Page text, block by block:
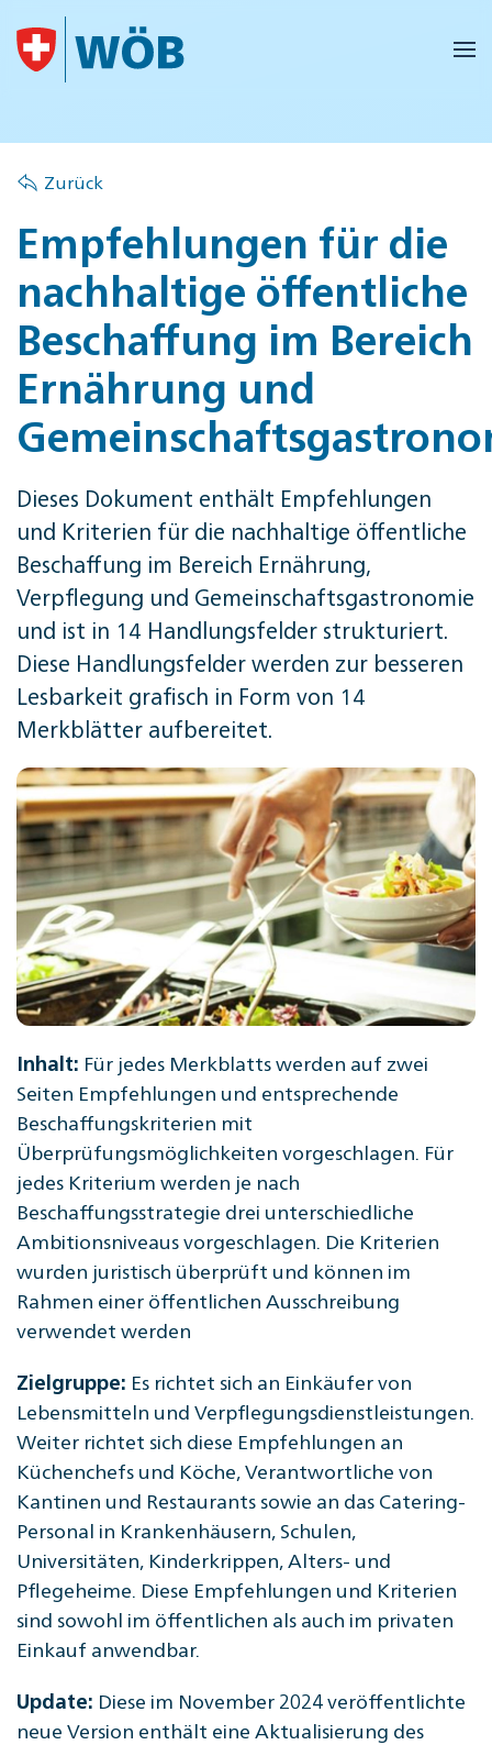
Skip to main content
Zurück
Empfehlungen für die
nachhaltige öffentliche
Beschaffung im Bereich
Ernährung und
Dieses Dokument enthält Empfehlungen
und Kriterien für die nachhaltige öffentliche
Beschaffung im Bereich Ernährung,
Verpflegung und Gemeinschaftsgastronomie
und ist in 14 Handlungsfelder strukturiert.
Diese Handlungsfelder werden zur besseren
Lesbarkeit grafisch in Form von 14
Merkblätter aufbereitet.
Inhalt: Für jedes Merkblatts werden auf zwei
Seiten Empfehlungen und entsprechende
Beschaffungskriterien mit
Überprüfungsmöglichkeiten vorgeschlagen. Für
jedes Kriterium werden je nach
Beschaffungsstrategie drei unterschiedliche
Ambitionsniveaus vorgeschlagen. Die Kriterien
wurden juristisch überprüft und können im
Rahmen einer öffentlichen Ausschreibung
verwendet werden
Zielgruppe: Es richtet sich an Einkäufer von
Lebensmitteln und Verpflegungsdienstleistungen.
Weiter richtet sich diese Empfehlungen an
Küchenchefs und Köche, Verantwortliche von
Kantinen und Restaurants sowie an das Catering-
Personal in Krankenhäusern, Schulen,
Universitäten, Kinderkrippen, Alters- und
Pflegeheime. Diese Empfehlungen und Kriterien
sind sowohl im öffentlichen als auch im privaten
Einkauf anwendbar.
Update: Diese im November 2024 veröffentlichte
neue Version enthält eine Aktualisierung des